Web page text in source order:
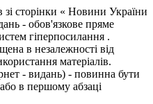
зі сторінки « Новини України
- обов'язкове пряме
гіперпосилання .
в незалежності від
матеріалів.
- видань) - повинна бути
в першому абзаці